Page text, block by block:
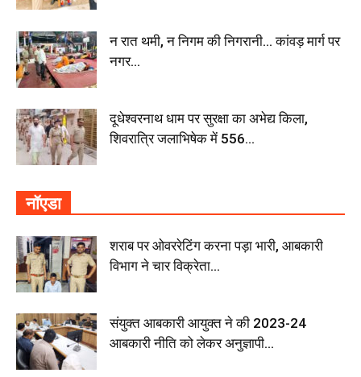
न रात थमी, न निगम की निगरानी… कांवड़ मार्ग पर
नगर...
दूधेश्वरनाथ धाम पर सुरक्षा का अभेद्य किला,
शिवरात्रि जलाभिषेक में 556...
नॉएडा
शराब पर ओवररेटिंग करना पड़ा भारी, आबकारी
विभाग ने चार विक्रेता...
संयुक्त आबकारी आयुक्त ने की 2023-24
आबकारी नीति को लेकर अनुज्ञापी...